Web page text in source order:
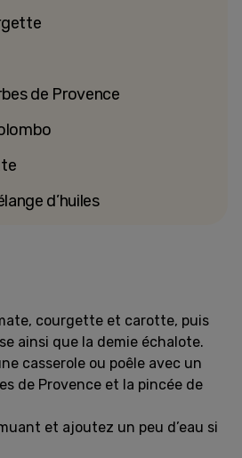
de Provence
d’huiles
courgette et carotte, puis
ainsi que la demie échalote.
casserole ou poêle avec un
de Provence et la pincée de
et ajoutez un peu d’eau si